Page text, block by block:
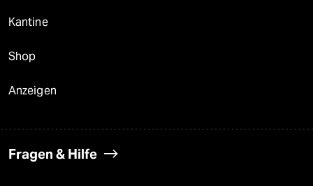
Kantine
Shop
Anzeigen
Fragen & Hilfe